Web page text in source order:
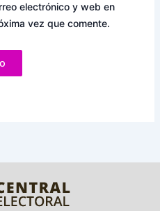
electrónico y web en
vez que comente.